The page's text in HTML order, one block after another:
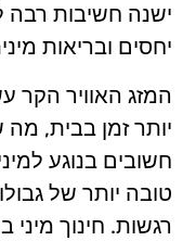
ישנה חשיבות רבה
יחסים ובריאות
המזג האוויר הקר
יותר זמן בבית,
חשובים בנוגע
טובה יותר של
רגשות. חינוך מיני